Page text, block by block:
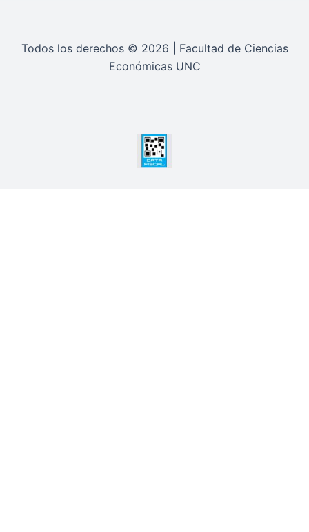
Todos los derechos © 2026 | Facultad de Ciencias
Económicas UNC